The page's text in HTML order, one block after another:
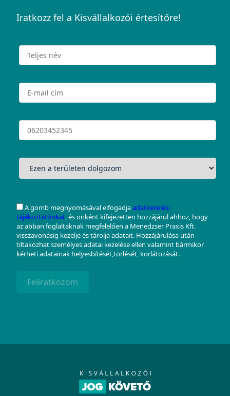
Iratkozz fel a Kisvállalkozói értesítőre!
A gomb megnyomásával elfogadjaadatkezelési
tájékoztatónkat, és önként kifejezetten hozzájárul ahhoz, hogy
az abban foglaltaknak megfelelően a Menedzser Praxis Kft.
visszavonásig kezelje és tárolja adatait. Hozzájárulása után
tiltakozhat személyes adatai kezelése ellen valamint bármikor
kérheti adatainak helyesbítését,törlését, korlátozását.
Feliratkozom